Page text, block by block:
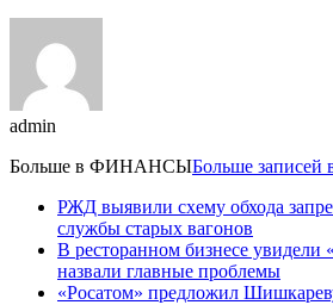
admin
Больше в ФИНАНСЫБольше
РЖД выявили схему обхода
службы старых вагонов
В ресторанном бизнесе
назвали главные проблемы
«Росатом» предложил